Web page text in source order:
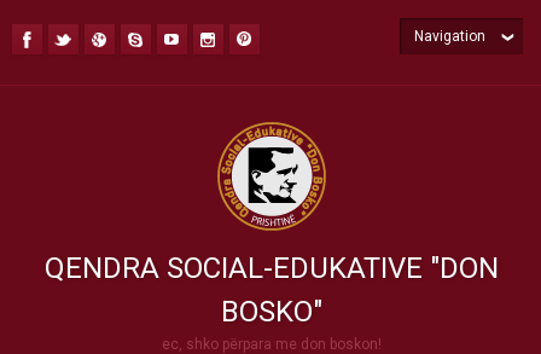
QENDRA SOCIAL-EDUKATIVE "DON
BOSKO"
ec, shko përpara me don boskon!
Navigation